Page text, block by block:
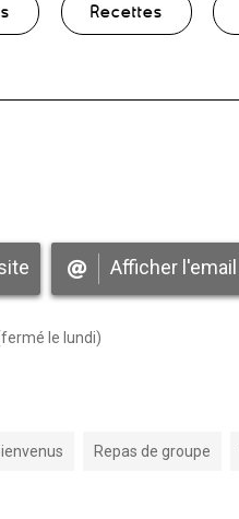
Recettes
Afficher l'email
le lundi)
Repas de groupe